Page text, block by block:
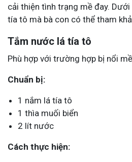
cải thiện tình trạng mề đay.
tía tô mà bà con có thể tham
Tắm nước lá tía tô
Phù hợp với trường hợp bị nổi
Chuẩn bị:
1 nắm lá tía tô
1 thìa muối biển
2 lít nước
Cách thực hiện: